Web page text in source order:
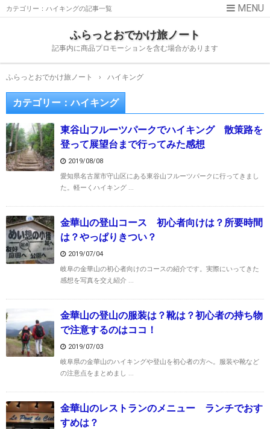
カテゴリー：ハイキングの記事一覧
ふらっとおでかけ旅ノート
記事内に商品プロモーションを含む場合があります
ふらっとおでかけ旅ノート › ハイキング
カテゴリー：ハイキング
東谷山フルーツパークでハイキング 散策路を
登って展望台まで行ってみた感想
2019/08/08
愛知県名古屋市守山区にある東谷山フルーツパークに行ってきまし
た。軽ーくハイキング ...
金華山の登山コース 初心者向けは？所要時間
は？やっぱりきつい？
2019/07/04
岐阜の金華山の初心者向けのコースの紹介です。実際にいってきた
感想を写真を交え紹介 ...
金華山の登山の服装は？靴は？初心者の持ち物
で注意するのはココ！
2019/07/03
岐阜県の金華山のハイキングや登山を初心者の方へ。服装や靴など
の注意点をまとめまし ...
金華山のレストランのメニュー ランチでおす
すめは？